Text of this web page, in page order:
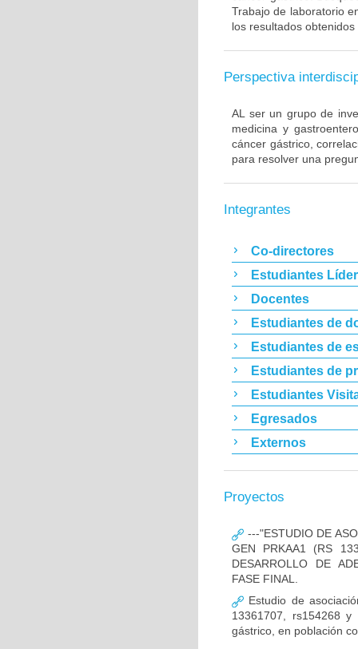
Trabajo de laboratorio
los resultados
Perspectiva
AL ser un grupo de
medicina y
cáncer gástrico,
para resolver una
Integrantes
Co-directores
Estudiantes
Docentes
Estudiantes de
Estudiantes de
Estudiantes de
Estudiantes
Egresados
Externos
Proyectos
---"ESTUDIO DE
GEN PRKAA1 (RS
DESARROLLO DE
FASE FINAL.
Estudio de
13361707, rs154268 y
gástrico, en población